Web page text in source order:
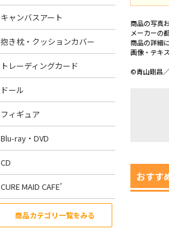
キャンバスアート
抱き枕・クッションカバー
トレーディングカード
ドール
フィギュア
Blu-ray・DVD
CD
CURE MAID CAFE’
商品カテゴリ一覧をみる
商品の写真
メーカーの
商品の詳細
画像・テキ
©青山剛昌
おすす